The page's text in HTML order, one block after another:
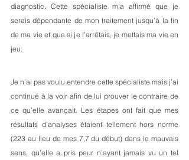
diagnostic. Cette spécialiste m’a affirmé que je
serais dépendante de mon traitement jusqu’à la fin
de ma vie et que si je l’arrêtais, je mettais ma vie en
jeu.
Je n’ai pas voulu entendre cette spécialiste mais j’ai
continué à la voir afin de lui prouver le contraire de
ce qu’elle avançait. Les étapes ont fait que mes
résultats d’analyses étaient tellement hors norme
(223 au lieu de mes 7,7 du début) dans le mauvais
sens, qu’elle a pris peur n’ayant jamais vu un tel